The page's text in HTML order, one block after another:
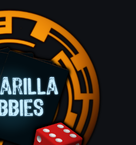
Lancer -
Español